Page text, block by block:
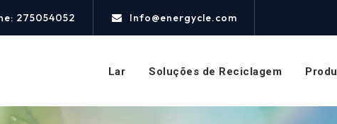
275054052 Info@energycle.com
Lar Soluções de Reciclagem